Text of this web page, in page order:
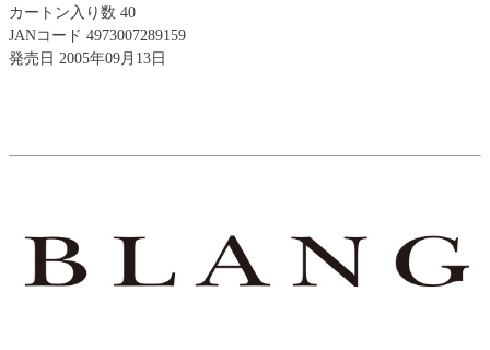
カートン入り数 40
JANコード 4973007289159
発売日 2005年09月13日